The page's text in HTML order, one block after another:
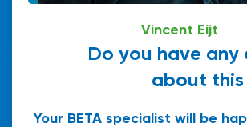
Vincent Eijt
Do you have any
about
Your BETA specialist will be